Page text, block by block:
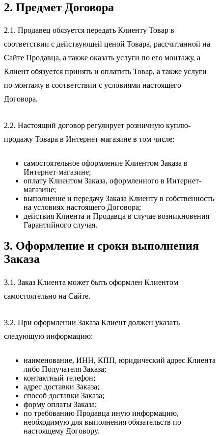
2. Предмет Договора
2.1. Продавец обязуется передать Клиенту Товар в
соответствии с действующей ценой Товара, рассчитанной на
Сайте Продавца, а также оказать услуги по его монтажу, а
Клиент обязуется принять и оплатить Товар, а также услуги
по монтажу в соответствии с условиями настоящего
Договора.
2.2. Настоящий договор регулирует розничную куплю-
продажу Товара в Интернет-магазине в том числе:
самостоятельное оформление Клиентом Заказа в
Интернет-магазине;
оплату Клиентом Заказа, оформленного в Интернет-
магазине;
выполнение и передачу Заказа Клиенту в собственность
на условиях настоящего Договора;
действия Клиента и Продавца в случае возникновения
Гарантийного случая.
3. Оформление и сроки выполнения
Заказа
3.1. Заказ Клиента может быть оформлен Клиентом
самостоятельно на Сайте.
3.2. При оформлении Заказа Клиент должен указать
следующую информацию:
наименование, ИНН, КПП, юридический адрес Клиента
либо Получателя Заказа;
контактный телефон;
адрес доставки Заказа;
способ доставки Заказа;
форму оплаты Заказа;
по требованию Продавца иную информацию,
необходимую для выполнения обязательств по
настоящему Договору.